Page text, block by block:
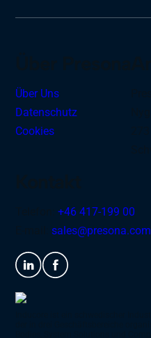
Über Uns
Datenschutz
Cookies
Telefon:+46 417-199 00
E-mail:sales@presona.com